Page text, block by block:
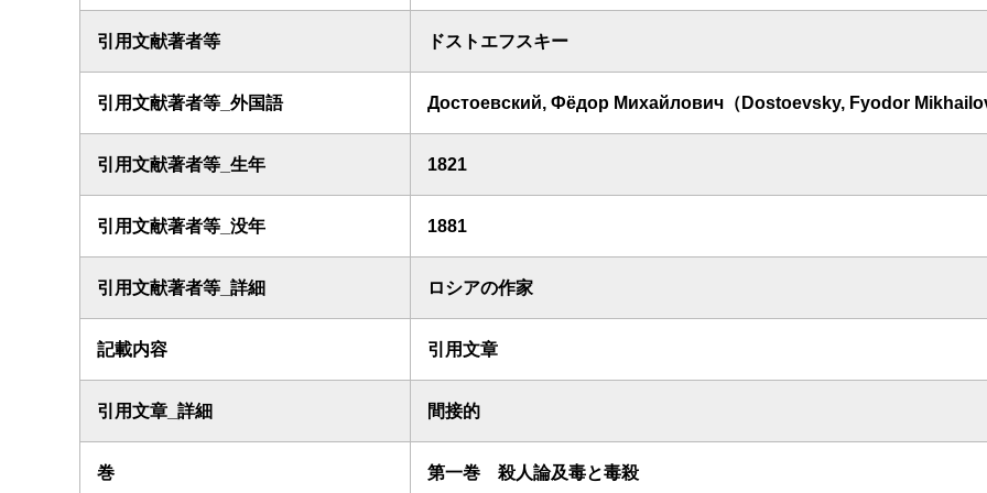
引用文献著者等 ドストエフスキー
引用文献著者等_外国語 Достоевский, Фёдор Михайлович（Dostoevsky, Fyodor
引用文献著者等_生年 1821
引用文献著者等_没年 1881
引用文献著者等_詳細 ロシアの作家
記載内容 引用文章
引用文章_詳細 間接的
巻 第一巻 殺人論及毒と毒殺